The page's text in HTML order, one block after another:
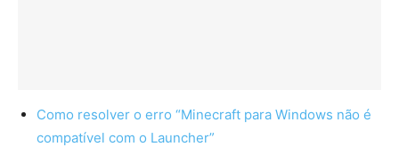
Como resolver o erro “Minecraft para Windows não é
compatível com o Launcher”